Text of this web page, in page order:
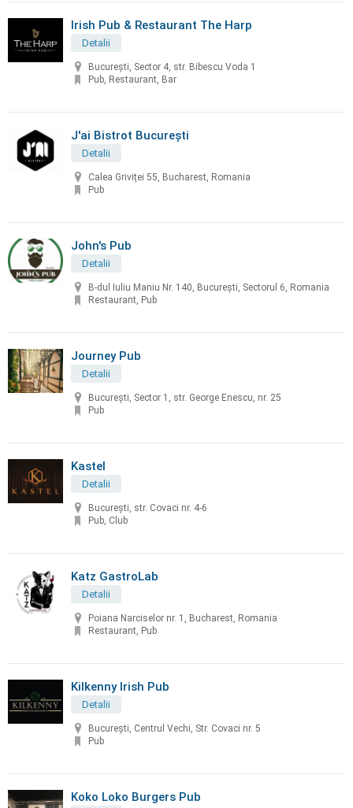
Irish Pub & Restaurant The Harp
Detalii
București, Sector 4, str. Bibescu Voda 1
Pub, Restaurant, Bar
J'ai Bistrot București
Detalii
Calea Griviței 55, Bucharest, Romania
Pub
John's Pub
Detalii
B-dul Iuliu Maniu Nr. 140, Bucureşti, Sectorul 6, Romania
Restaurant, Pub
Journey Pub
Detalii
București, Sector 1, str. George Enescu, nr. 25
Pub
Kastel
Detalii
București, str. Covaci nr. 4-6
Pub, Club
Katz GastroLab
Detalii
Poiana Narciselor nr. 1, Bucharest, Romania
Restaurant, Pub
Kilkenny Irish Pub
Detalii
București, Centrul Vechi, Str. Covaci nr. 5
Pub
Koko Loko Burgers Pub